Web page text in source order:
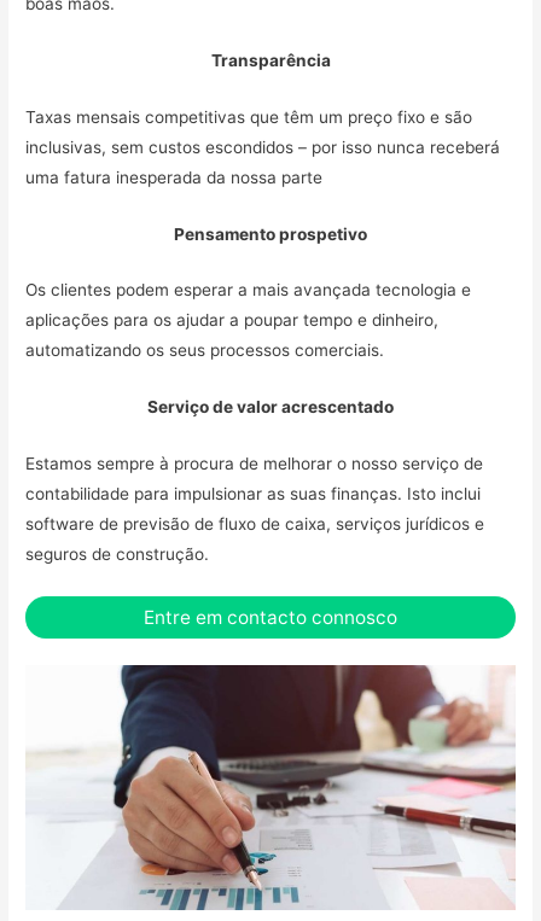
Transparência
Taxas mensais competitivas que têm um preço fixo e são
inclusivas, sem custos escondidos – por isso nunca receberá
uma fatura inesperada da nossa parte
Pensamento prospetivo
Os clientes podem esperar a mais avançada tecnologia e
aplicações para os ajudar a poupar tempo e dinheiro,
automatizando os seus processos comerciais.
Serviço de valor acrescentado
Estamos sempre à procura de melhorar o nosso serviço de
contabilidade para impulsionar as suas finanças. Isto inclui
software de previsão de fluxo de caixa, serviços jurídicos e
seguros de construção.
Entre em contacto connosco